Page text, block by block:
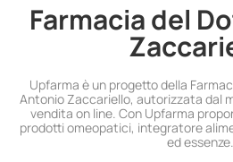
Farmacia del
Upfarma è un progetto della
Antonio Zaccariello, autorizzata dal
vendita on line. Con Upfarma
prodotti omeopatici, integratore
ed essenze.